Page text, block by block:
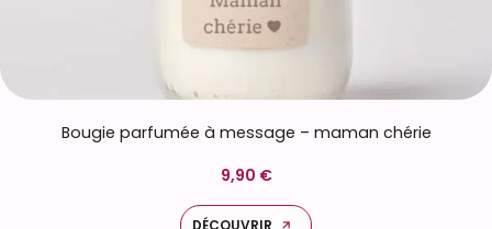
Bougie parfumée à message – maman chérie
9,90 €
DÉCOUVRIR